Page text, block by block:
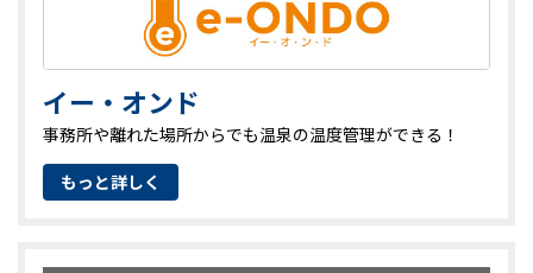
イー・オンド
事務所や離れた場所からでも温泉の温度管理ができる！
もっと詳しく